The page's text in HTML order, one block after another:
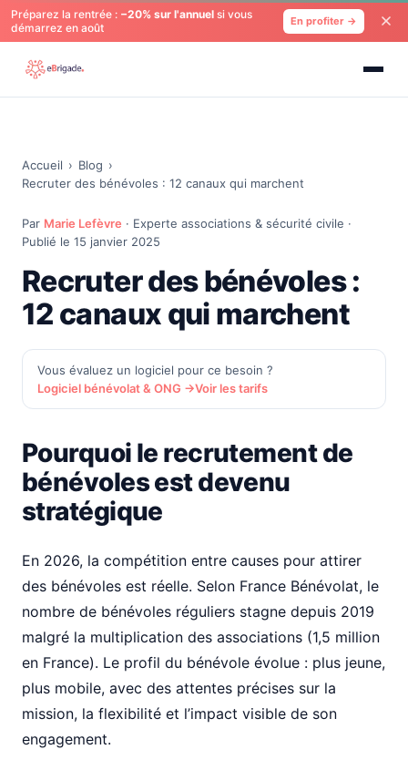
Préparez la rentrée : −20% sur l'annuel si vous
démarrez en août
En profiter →
Accueil › Blog ›
Recruter des bénévoles : 12 canaux qui marchent
Par Marie Lefèvre · Experte associations & sécurité civile ·
Publié le 15 janvier 2025
Recruter des bénévoles :
12 canaux qui marchent
Vous évaluez un logiciel pour ce besoin ?
Logiciel bénévolat & ONG →Voir les tarifs
Pourquoi le recrutement de
bénévoles est devenu
stratégique
En 2026, la compétition entre causes pour attirer
des bénévoles est réelle. Selon France Bénévolat, le
nombre de bénévoles réguliers stagne depuis 2019
malgré la multiplication des associations (1,5 million
en France). Le profil du bénévole évolue : plus jeune,
plus mobile, avec des attentes précises sur la
mission, la flexibilité et l’impact visible de son
engagement.